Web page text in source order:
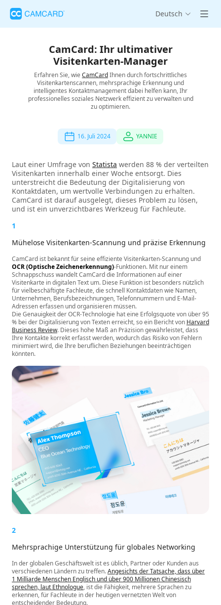
Deutsch
CamCard: Ihr ultimativer
Visitenkarten-Manager
Erfahren Sie, wie CamCardIhnen durch fortschrittliches
Visitenkartenscannen, mehrsprachige Erkennung und
intelligentes Kontaktmanagement dabei helfen kann, Ihr
professionelles soziales Netzwerk effizient zu verwalten und
zu optimieren.
16. Juli 2024 YANNIE
Laut einer Umfrage von Statista werden 88 % der verteilten
Visitenkarten innerhalb einer Woche entsorgt. Dies
unterstreicht die Bedeutung der Digitalisierung von
Kontaktdaten, um wertvolle Verbindungen zu erhalten.
CamCard ist darauf ausgelegt, dieses Problem zu lösen,
und ist ein unverzichtbares Werkzeug für Fachleute.
1
Mühelose Visitenkarten-Scannung und präzise Erkennung
CamCard ist bekannt für seine effiziente Visitenkarten-Scannung und
OCR (Optische Zeichenerkennung)-Funktionen. Mit nur einem
Schnappschuss wandelt CamCard die Informationen auf einer
Visitenkarte in digitalen Text um. Diese Funktion ist besonders nützlich
für vielbeschäftigte Fachleute, die schnell Kontaktdaten wie Namen,
Unternehmen, Berufsbezeichnungen, Telefonnummern und E-Mail-
Adressen erfassen und organisieren müssen.
Die Genauigkeit der OCR-Technologie hat eine Erfolgsquote von über 95
% bei der Digitalisierung von Texten erreicht, so ein Bericht von Harvard
Business Review. Dieses hohe Maß an Präzision gewährleistet, dass
Ihre Kontakte korrekt erfasst werden, wodurch das Risiko von Fehlern
minimiert wird, die Ihre beruflichen Beziehungen beeinträchtigen
könnten.
2
Mehrsprachige Unterstützung für globales Networking
In der globalen Geschäftswelt ist es üblich, Partner oder Kunden aus
verschiedenen Ländern zu treffen.Angesichts der Tatsache, dass über
1 Milliarde Menschen Englisch und über 900 Millionen Chinesisch
sprechen, laut Ethnologue, ist die Fähigkeit, mehrere Sprachen zu
erkennen, für Fachleute in der heutigen vernetzten Welt von
entscheidender Bedeutung.